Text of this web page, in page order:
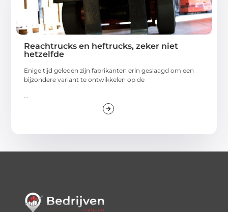
Reachtrucks en heftrucks, zeker niet
hetzelfde
Enige tijd geleden zijn fabrikanten erin geslaagd om een
bijzondere variant te ontwikkelen op de